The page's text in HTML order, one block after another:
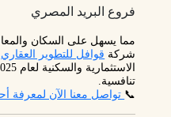
فروع البريد المصري
مما يسهل على السكان
شركة قوافل للتطوير العقاري
تنافسية.
📞 تواصل معنا الآن